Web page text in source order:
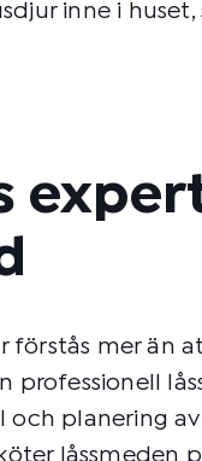
inne i huset,
förstås mer än
professionell
och planering
låssmeden